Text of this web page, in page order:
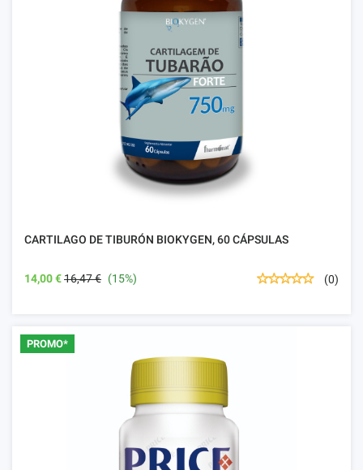
CARTILAGO DE TIBURÓN BIOKYGEN, 60 CÁPSULAS
14,00 €16,47 € (15%) (0)
PROMO*